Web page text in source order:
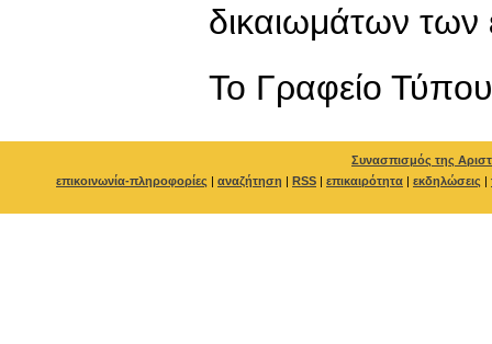
δικαιωμάτων των
To Γραφείο Τύπου
Συνασπισμός της
επικοινωνία-πληροφορίες | αναζήτηση | RSS | επικαιρότητα | εκδηλώσεις |